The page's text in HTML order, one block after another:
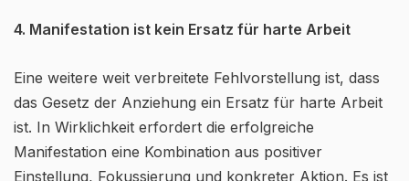
4. Manifestation ist kein Ersatz für harte Arbeit
Eine weitere weit verbreitete Fehlvorstellung ist, dass
das Gesetz der Anziehung ein Ersatz für harte Arbeit
ist. In Wirklichkeit erfordert die erfolgreiche
Manifestation eine Kombination aus positiver
Einstellung, Fokussierung und konkreter Aktion. Es ist